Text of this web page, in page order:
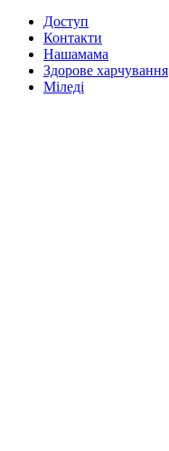
Доступ
Контакти
Нашамама
Здорове харчування
Міледі